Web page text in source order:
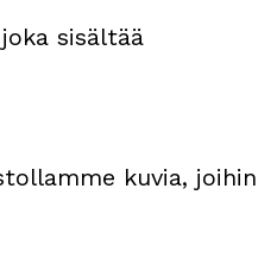
sisältää
kuvia, joihin